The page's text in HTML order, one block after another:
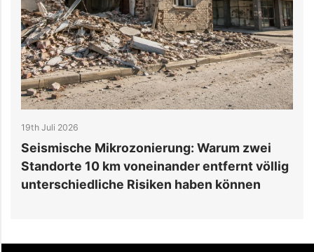
19th Juli 2026
Seismische Mikrozonierung: Warum zwei
Standorte 10 km voneinander entfernt völlig
unterschiedliche Risiken haben können